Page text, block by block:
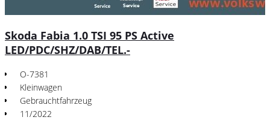
Skoda Fabia 1.0 TSI 95 PS Active
LED/PDC/SHZ/DAB/TEL.-
O-7381
Kleinwagen
Gebrauchtfahrzeug
11/2022